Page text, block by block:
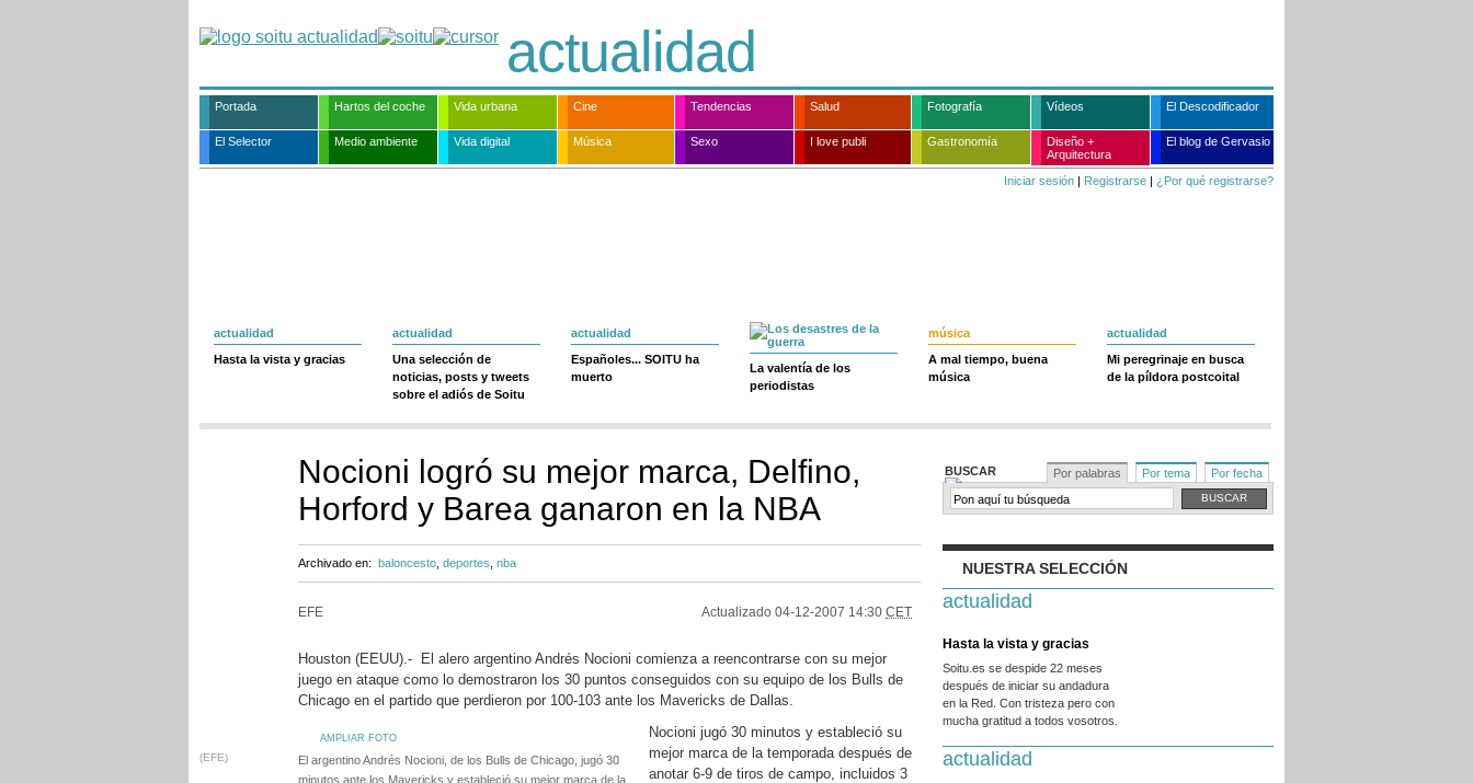
actualidad
Portada Hartos del coche Vida urbana Cine Tendencias Salud Fotografía Vídeos El Descodificador
El Selector Medio ambiente Vida digital Música Sexo I love publi Gastronomía
Diseño +
Arquitectura
El blog de Gervasio
Iniciar sesión | Registrarse | ¿Por qué registrarse?
actualidad
Hasta la vista y gracias
actualidad
Una selección de
noticias, posts y tweets
sobre el adiós de Soitu
actualidad
Españoles... SOITU ha
muerto
La valentía de los
periodistas
música
A mal tiempo, buena
música
actualidad
Mi peregrinaje en busca
de la píldora postcoital
Nocioni logró su mejor marca, Delfino,
Horford y Barea ganaron en la NBA
Archivado en: baloncesto deportes nba
EFE Actualizado 04-12-2007 14:30 CET
Houston (EEUU).- El alero argentino Andrés Nocioni comienza a reencontrarse con su mejor
juego en ataque como lo demostraron los 30 puntos conseguidos con su equipo de los Bulls de
Chicago en el partido que perdieron por 100-103 ante los Mavericks de Dallas.
AMPLIAR FOTO
(EFE)
El argentino Andrés Nocioni, de los Bulls de Chicago, jugó 30
minutos ante los Mavericks y estableció su mejor marca de la
Nocioni jugó 30 minutos y estableció su
mejor marca de la temporada después de
anotar 6-9 de tiros de campo, incluidos 3
BUSCAR Por palabras Por tema Por fecha
NUESTRA SELECCIÓN
actualidad
Hasta la vista y gracias
Soitu.es se despide 22 meses
después de iniciar su andadura
en la Red. Con tristeza pero con
mucha gratitud a todos vosotros.
actualidad